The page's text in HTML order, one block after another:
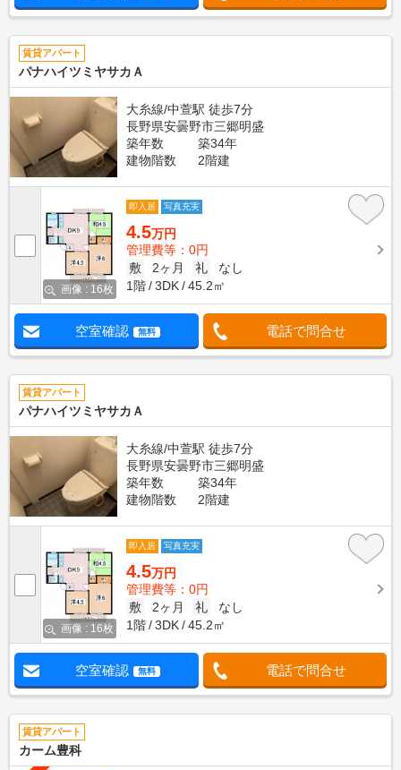
賃貸アパート
パナハイツミヤサカＡ
大糸線/中萱駅 徒歩7分
長野県安曇野市三郷明盛
築年数
築34年
建物階数
2階建
画像 : 16枚
即入居 写真充実
4.5万円
管理費等：0円
敷
2ヶ月 礼
なし
1階
3DK 45.2㎡
空室確認 無料 電話で問合せ
賃貸アパート
パナハイツミヤサカＡ
大糸線/中萱駅 徒歩7分
長野県安曇野市三郷明盛
築年数
築34年
建物階数
2階建
画像 : 16枚
即入居 写真充実
4.5万円
管理費等：0円
敷
2ヶ月 礼
なし
1階
3DK 45.2㎡
空室確認 無料 電話で問合せ
賃貸アパート
カーム豊科